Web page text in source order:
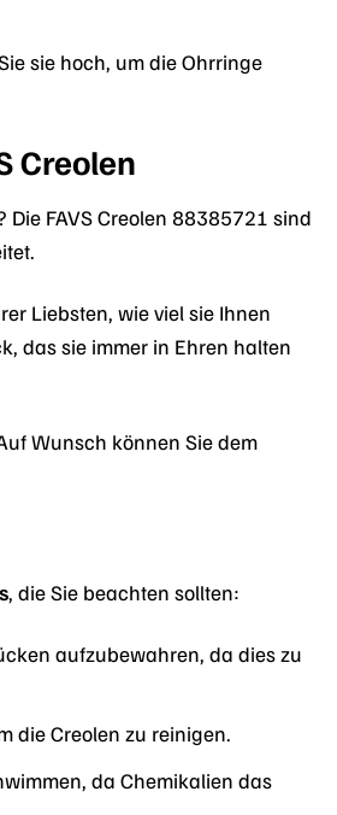
sie hoch, um die Ohrringe
Creolen
FAVS Creolen 88385721 sind
Liebsten, wie viel sie Ihnen
das sie immer in Ehren halten
Wunsch können Sie dem
, die Sie beachten sollten:
aufzubewahren, da dies zu
die Creolen zu reinigen.
da Chemikalien das